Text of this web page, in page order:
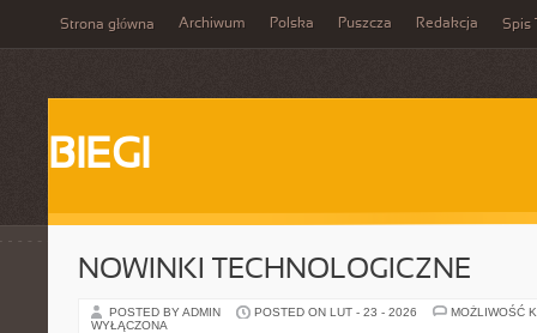
Strona główna Archiwum Polska Puszcza Redakcja Spis
BIEGI
NOWINKI TECHNOLOGICZNE
POSTED BY ADMIN POSTED ON LUT - 23 - 2026
MOŻLIWOŚĆ
WYŁĄCZONA